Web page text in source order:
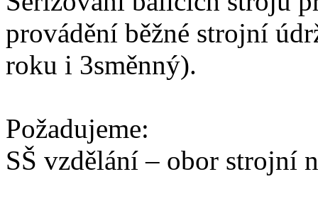
provádění běžné strojní
roku i 3směnný).
Požadujeme:
SŠ vzdělání – obor strojní